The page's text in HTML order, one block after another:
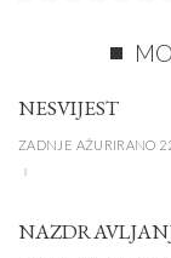
NESVIJEST
ZADNJE AŽURIRANO